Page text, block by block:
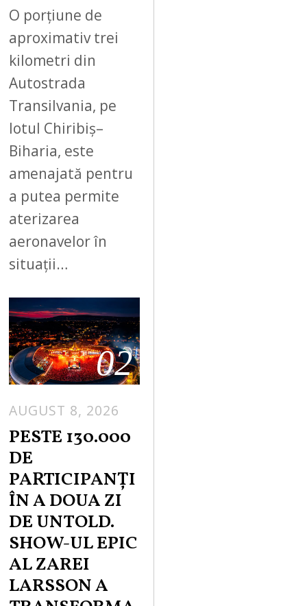
O porțiune de
aproximativ trei
kilometri din
Autostrada
Transilvania, pe
lotul Chiribiș–
Biharia, este
amenajată pentru
a putea permite
aterizarea
aeronavelor în
situații…
02
AUGUST 8, 2026
PESTE 130.000
DE
PARTICIPANȚI
ÎN A DOUA ZI
DE UNTOLD.
SHOW-UL EPIC
AL ZAREI
LARSSON A